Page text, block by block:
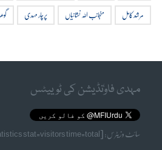
مرشد کامل
منجانب اللہ نشانیاں پرچار مہدی
مہدی فاوٗنڈیشن کی ٹوییٹس
سائٹ وزیٹرس: [wpstatistics stat=visitors time=total]